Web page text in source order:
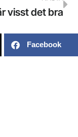
visst det bra
Facebook